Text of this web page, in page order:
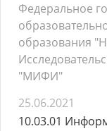
Федеральное
образования
"МИФИ"
25.06.2021
10.03.01